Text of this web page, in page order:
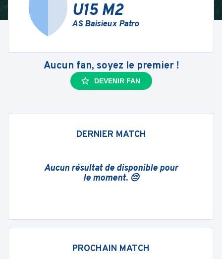
U15 M2
AS Baisieux Patro
Aucun fan, soyez le premier !
DEVENIR FAN
DERNIER MATCH
Aucun résultat de disponible pour
le moment. 😔
PROCHAIN MATCH